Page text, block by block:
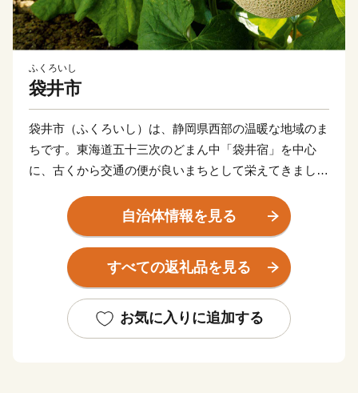
ふくろいし
袋井市
袋井市（ふくろいし）は、静岡県西部の温暖な地域のま
ちです。東海道五十三次のどまん中「袋井宿」を中心
に、古くから交通の便が良いまちとして栄えてきまし
ロン」や風味豊かな緑茶の産地としても有名です。豊か
な自然と古い歴史に恵まれた袋井市。「活力と創造で
未来を先取る 日本一健康文化都市 ふくろい」の挑戦
へのご声援をよろしくお願いします。
自治体情報を見る
すべての返礼品を見る
お気に入りに追加する